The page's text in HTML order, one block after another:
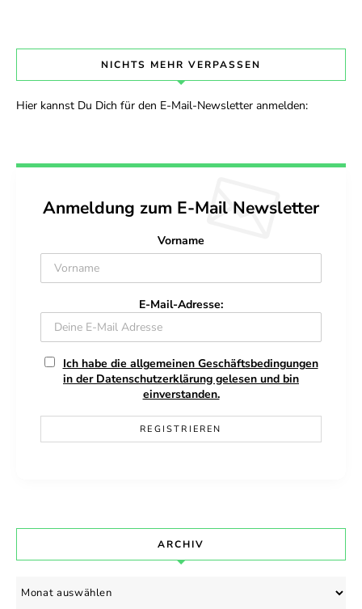
NICHTS MEHR VERPASSEN
Hier kannst Du Dich für den E-Mail-Newsletter anmelden:
Anmeldung zum E-Mail Newsletter
Vorname
E-Mail-Adresse:
Ich habe die allgemeinen Geschäftsbedingungen
in der Datenschutzerklärung gelesen und bin
einverstanden.
ARCHIV
Archiv